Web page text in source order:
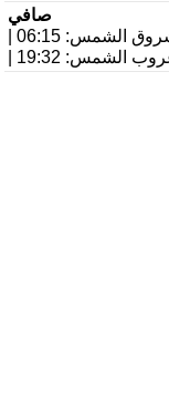
صافي
الشمس: 06:15
الشمس: 19:32